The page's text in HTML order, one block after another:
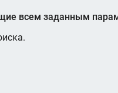
всем заданным